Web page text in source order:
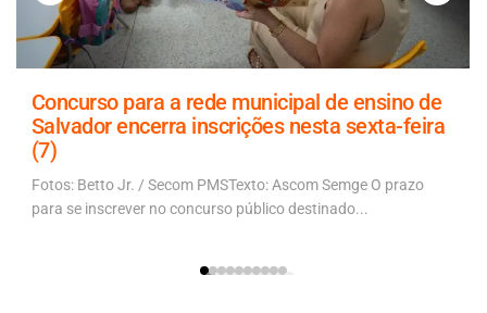
Concurso para a rede municipal de ensino de
Salvador encerra inscrições nesta sexta-feira
(7)
Fotos: Betto Jr. / Secom PMSTexto: Ascom Semge O prazo
para se inscrever no concurso público destinado...